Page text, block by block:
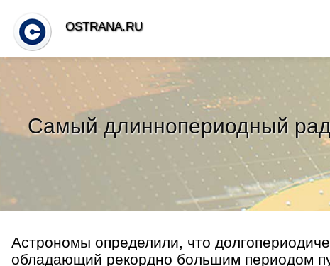
Самый длиннопериодный
Астрономы определили, что
обладающий рекордно большим периодом
OSTRANA.RU